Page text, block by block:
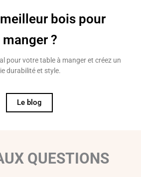
bois pour
?
pour votre table à manger et créez un
durabilité et style.
Le blog
QUESTIONS